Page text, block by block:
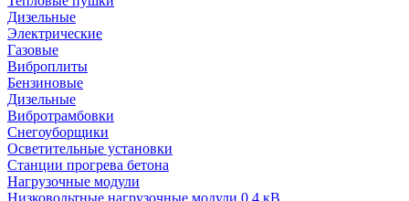
Дизельные
Электрические
Газовые
Виброплиты
Бензиновые
Дизельные
Вибротрамбовки
Снегоуборщики
Осветительные установки
Станции прогрева бетона
Нагрузочные модули
Низковольтные нагрузочные модули 0.4 кВ